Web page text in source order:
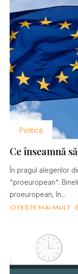
Politică
Ce înseamnă
În pragul alegerilor
"proeuropean".
proeuropean, în...
CITEȘTE MAI MULT